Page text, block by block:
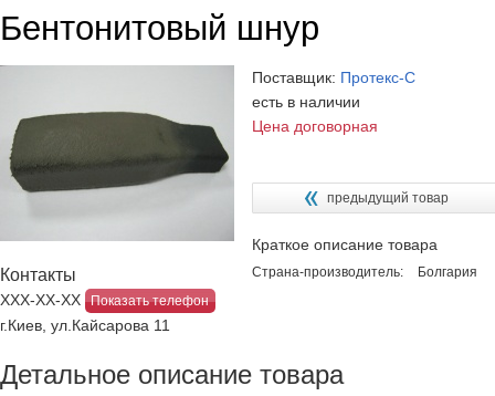
Бентонитовый шнур
Контакты
ХХХ-ХХ-ХХ Показать телефон
г.Киев, ул.Кайсарова 11
Поставщик: Протекс-С
есть в наличии
Цена договорная
предыдущий товар
Краткое описание товара
Страна-производитель: Болгария
Детальное описание товара